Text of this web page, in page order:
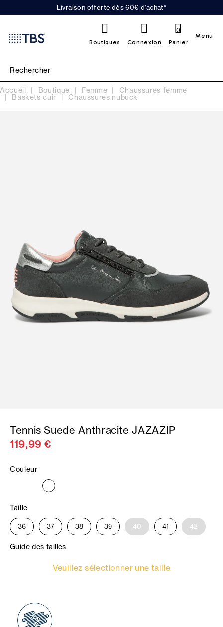
Livraison offerte dès 60€ d'achat*
Boutiques Connexion Panier
0
Menu
Accueil Boutique Femme Chaussures femme
Baskets cuir Chaussures nubuck
Tennis Suede Anthracite JAZAZIP
119,99 €
Couleur
Taille
36 37 38 39 40 41 42
Guide des tailles
Veuillez sélectionner une taille